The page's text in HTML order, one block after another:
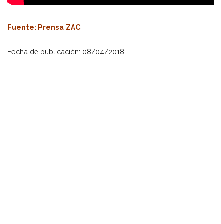
Fuente: Prensa ZAC
Fecha de publicación: 08/04/2018